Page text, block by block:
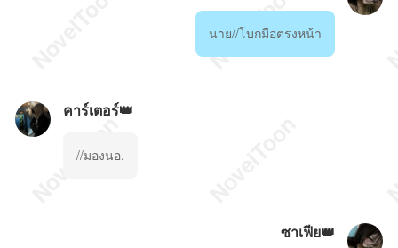
นาย//โบกมือตรงหน้า
คาร์เตอร์👑
//มองนอ.
ซาเฟีย👑